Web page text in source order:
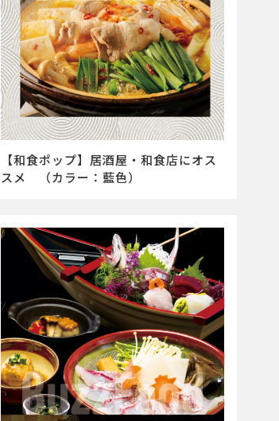
【和食ポップ】居酒屋・和食店にオス
スメ （カラー：藍色）